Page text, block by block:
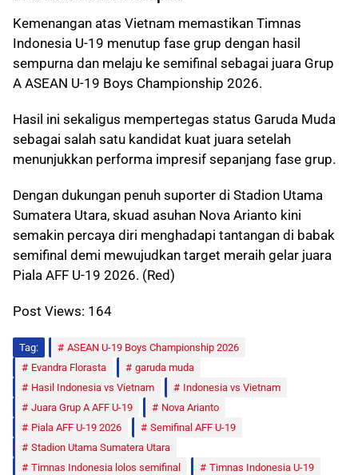
Kemenangan atas Vietnam memastikan Timnas
Indonesia U-19 menutup fase grup dengan hasil
sempurna dan melaju ke semifinal sebagai juara Grup
A ASEAN U-19 Boys Championship 2026.
Hasil ini sekaligus mempertegas status Garuda Muda
sebagai salah satu kandidat kuat juara setelah
menunjukkan performa impresif sepanjang fase grup.
Dengan dukungan penuh suporter di Stadion Utama
Sumatera Utara, skuad asuhan Nova Arianto kini
semakin percaya diri menghadapi tantangan di babak
semifinal demi mewujudkan target meraih gelar juara
Piala AFF U-19 2026. (Red)
Post Views: 164
Tag:
ASEAN U-19 Boys Championship 2026
Evandra Florasta
garuda muda
Hasil Indonesia vs Vietnam
Indonesia vs Vietnam
Juara Grup A AFF U-19
Nova Arianto
Piala AFF U-19 2026
Semifinal AFF U-19
Stadion Utama Sumatera Utara
Timnas Indonesia lolos semifinal
Timnas Indonesia U-19